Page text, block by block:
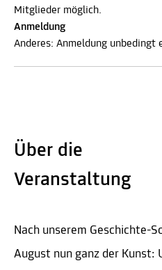
Mitglieder möglich.
Anmeldung
Anderes: Anmeldung unbedingt
Über die
Veranstaltung
Nach unserem Geschichte-
August nun ganz der Kunst: